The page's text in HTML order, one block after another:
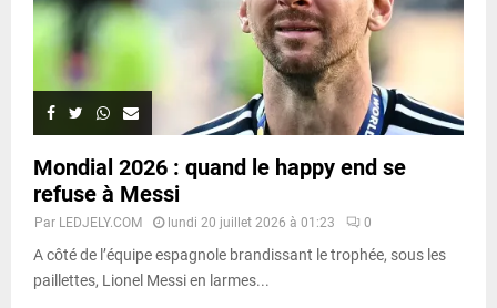
Mondial 2026 : quand le happy end se
refuse à Messi
Par LEDJELY.COM lundi 20 juillet 2026 à 01:23 0
A côté de l’équipe espagnole brandissant le trophée, sous les
paillettes, Lionel Messi en larmes...